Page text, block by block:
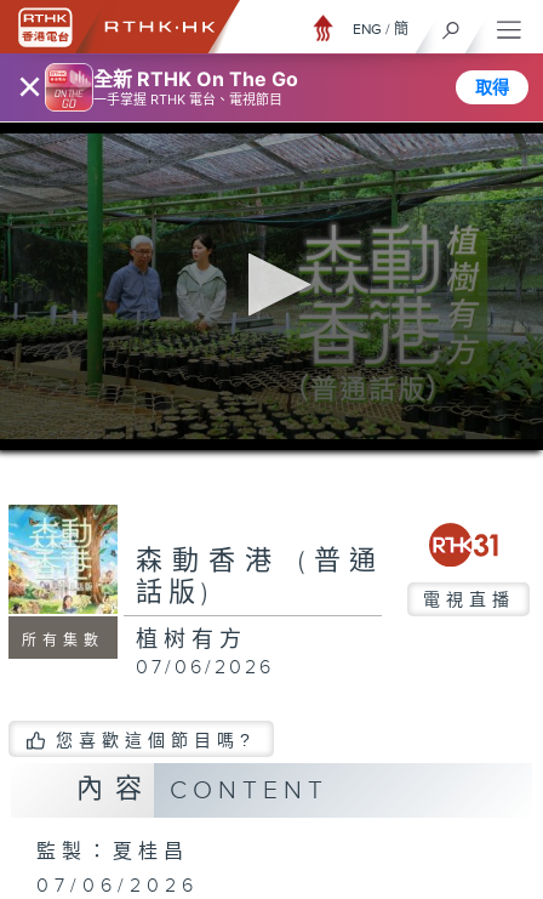
× 全新 RTHK On The Go
一手掌握 RTHK 電台、電視節目
取得
ENG / 簡
0
seconds
minutes,
7
seconds
所有集數
森動香港 (普通
話版)
電視直播
植树有方
07/06/2026
您喜歡這個節目嗎?
內容 CONTENT
監製：夏桂昌
07/06/2026